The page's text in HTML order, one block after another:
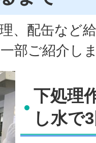
、配缶など
部ご紹介し
下処理
し水で